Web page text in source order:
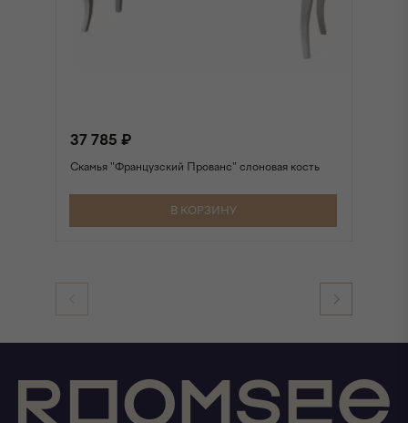
37 785 ₽
Скамья "Французский Прованс" слоновая кость
В КОРЗИНУ